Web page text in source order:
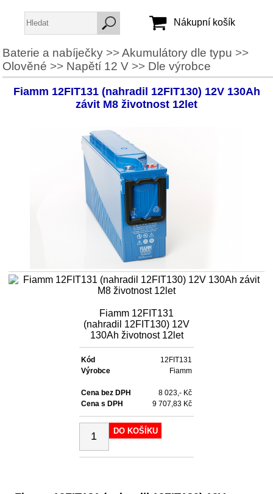
Jméno:
Heslo:
Zapomenuté heslo
Nákupní košík
Baterie a nabíječky>>Akumulátory dle typu >>
Olověné >> Napětí 12 V>> Dle výrobce
Fiamm 12FIT131 (nahradil 12FIT130) 12V 130Ah
závit M8 životnost 12let
Fiamm 12FIT131
(nahradil 12FIT130) 12V
130Ah životnost 12let
Kód
12FIT131
Výrobce
Fiamm
Cena bez DPH
8 023,- Kč
Cena s DPH
9 707,83 Kč
DO KOŠÍKU